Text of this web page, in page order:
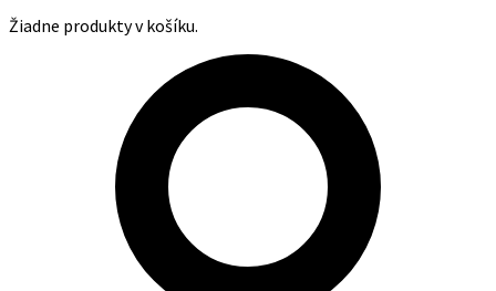
Žiadne produkty v košíku.